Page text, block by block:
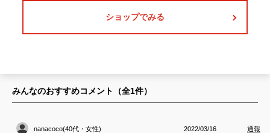
ショップでみる
みんなのおすすめコメント（全1件）
nanacoco(40代・女性) 2022/03/16 通報